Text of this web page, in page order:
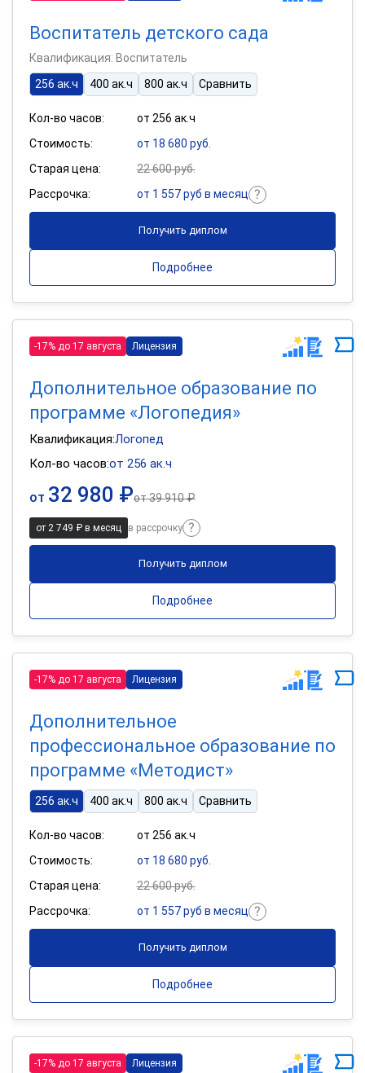
Воспитатель детского сада
Квалификация: Воспитатель
256 ак.ч
400 ак.ч 800 ак.ч Сравнить
Кол-во часов:
от 256 ак.ч
Стоимость:
от 18 680 руб.
Старая цена:
22 600 руб.
Рассрочка:
от 1 557 руб в месяц
Получить диплом
Подробнее
-17% до 17 августа Лицензия
Дополнительное образование по
программе «Логопедия»
Квалификация:Логопед
Кол-во часов:от 256 ак.ч
от 32 980 ₽от39 910 ₽
от 2 749 ₽ в месяц в рассрочку
Получить диплом
Подробнее
-17% до 17 августа Лицензия
Дополнительное
профессиональное образование по
программе «Методист»
256 ак.ч 400 ак.ч 800 ак.ч Сравнить
Кол-во часов:
от 256 ак.ч
Стоимость:
от 18 680 руб.
Старая цена:
22 600 руб.
Рассрочка:
от 1 557 руб в месяц
Получить диплом
Подробнее
-17% до 17 августа Лицензия